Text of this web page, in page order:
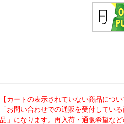
【カートの表示されていない商品につい
「お問い合わせでの通販を受付してい
品」になります。再入荷・通販希望な